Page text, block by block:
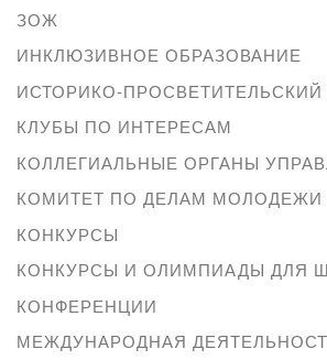
ЗОЖ
ИНКЛЮЗИВНОЕ ОБРАЗОВАНИЕ
ИСТОРИКО-ПРОСВЕТИТЕЛЬСКИЙ
КЛУБЫ ПО ИНТЕРЕСАМ
КОЛЛЕГИАЛЬНЫЕ ОРГАНЫ
КОМИТЕТ ПО ДЕЛАМ МОЛОДЕЖИ
КОНКУРСЫ
КОНКУРСЫ И ОЛИМПИАДЫ ДЛЯ
КОНФЕРЕНЦИИ
МЕЖДУНАРОДНАЯ